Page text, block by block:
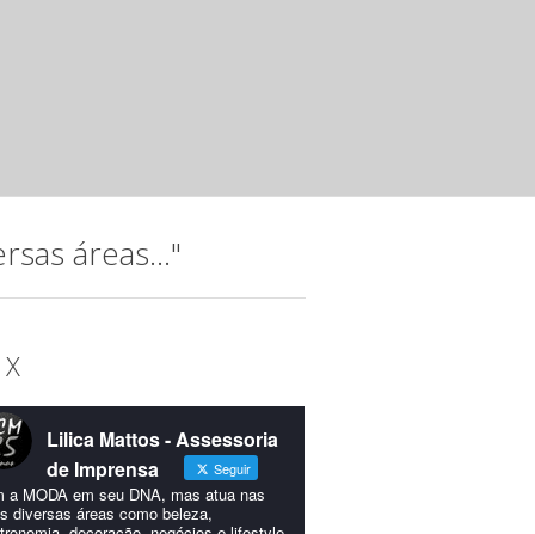
áreas..."
Lilica Mattos - Assessoria
de Imprensa
Seguir
a MODA em seu DNA, mas atua nas
diversas áreas como beleza,